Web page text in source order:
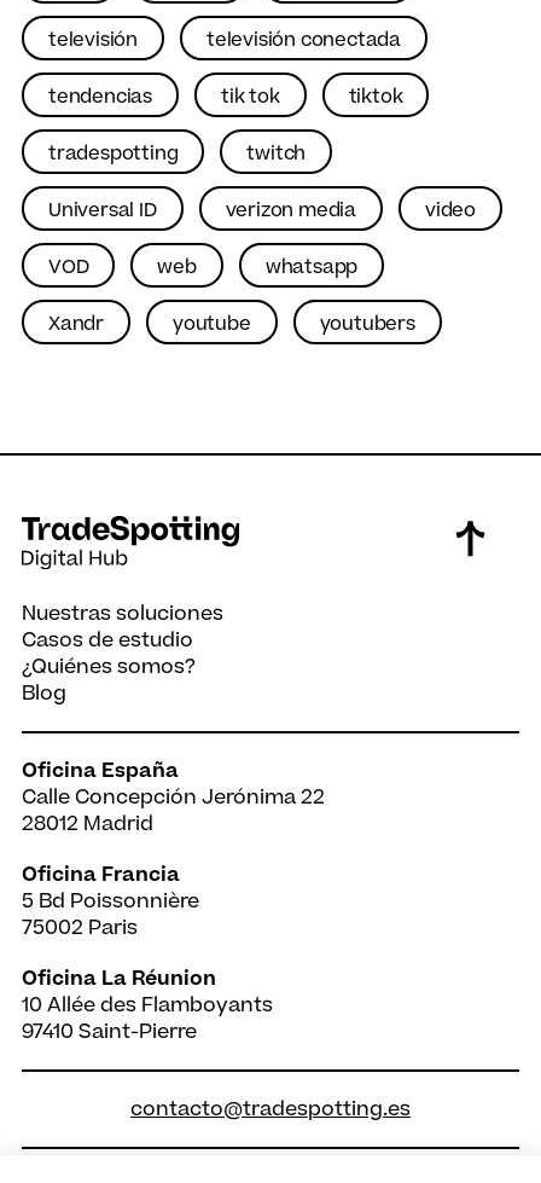
televisión televisión conectada
tendencias tik tok tiktok
tradespotting twitch
Universal ID verizon media video
VOD web whatsapp
Xandr youtube youtubers
Nuestras soluciones
Casos de estudio
¿Quiénes somos?
Blog
Oficina España
Calle Concepción Jerónima 22
28012 Madrid
Oficina Francia
5 Bd Poissonnière
75002 Paris
Oficina La Réunion
10 Allée des Flamboyants
97410 Saint-Pierre
contacto@tradespotting.es